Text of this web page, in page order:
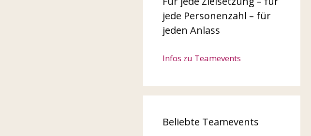
jede Personenzahl – für
jeden Anlass
Infos zu Teamevents
Beliebte Teamevents